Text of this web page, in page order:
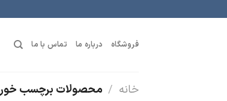
به
فروشگاه درباره ما تماس با ما
خانه / محصولات برچسب